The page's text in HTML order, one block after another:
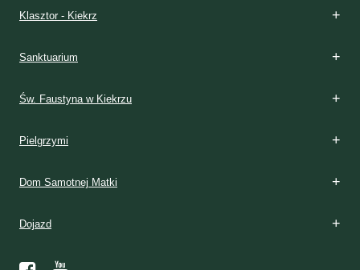
Klasztor - Kiekrz
Sanktuarium
Św. Faustyna w Kiekrzu
Pielgrzymi
Dom Samotnej Matki
Dojazd